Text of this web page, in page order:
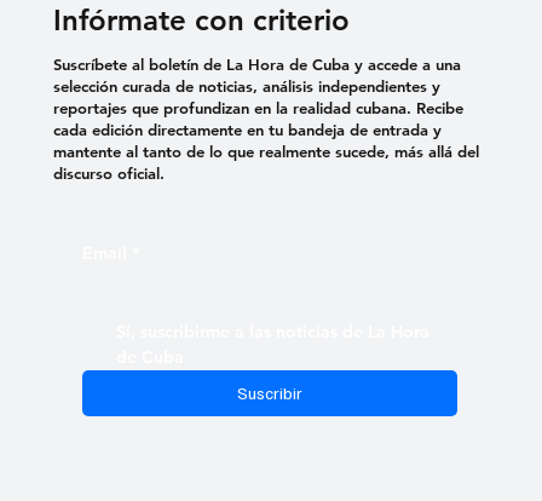
Infórmate con criterio
Suscribir
Suscríbete al boletín de La Hora de Cuba y accede a una
selección curada de noticias, análisis independientes y
reportajes que profundizan en la realidad cubana. Recibe
cada edición directamente en tu bandeja de entrada y
mantente al tanto de lo que realmente sucede, más allá del
discurso oficial.